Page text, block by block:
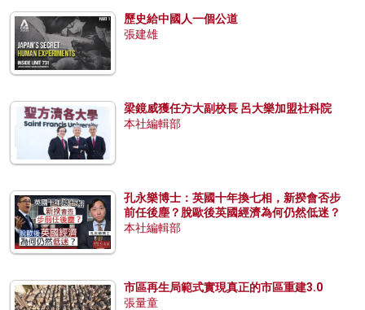
歷史給中國人一個公道
張建雄
梁鏡威獲任方大副校長 呂大樂加盟社科院
本社編輯部
孔永樂博士：英國十年換七相，新揆會否步
前任後塵？脫歐後英國經濟為何仍然低迷？
本社編輯部
市區再生局範式實現真正的市區重建3.0
張量童